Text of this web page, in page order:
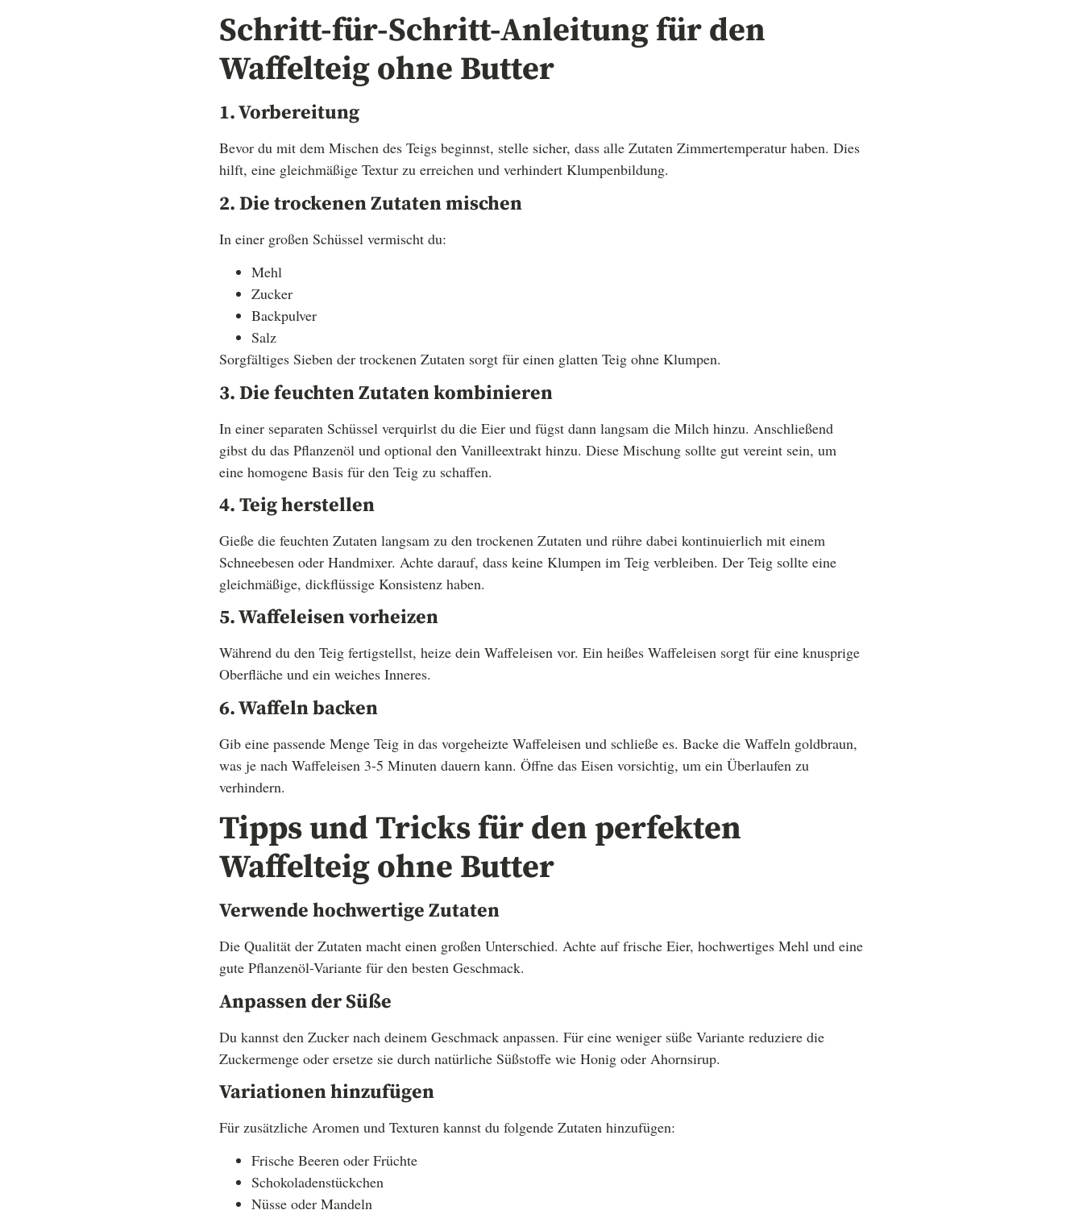
Schritt-für-Schritt-Anleitung für den
Waffelteig ohne Butter
1. Vorbereitung
Bevor du mit dem Mischen des Teigs beginnst, stelle sicher, dass alle Zutaten Zimmertemperatur haben. Dies
hilft, eine gleichmäßige Textur zu erreichen und verhindert Klumpenbildung.
2. Die trockenen Zutaten mischen
In einer großen Schüssel vermischt du:
Mehl
Zucker
Backpulver
Salz
Sorgfältiges Sieben der trockenen Zutaten sorgt für einen glatten Teig ohne Klumpen.
3. Die feuchten Zutaten kombinieren
In einer separaten Schüssel verquirlst du die Eier und fügst dann langsam die Milch hinzu. Anschließend
gibst du das Pflanzenöl und optional den Vanilleextrakt hinzu. Diese Mischung sollte gut vereint sein, um
eine homogene Basis für den Teig zu schaffen.
4. Teig herstellen
Gieße die feuchten Zutaten langsam zu den trockenen Zutaten und rühre dabei kontinuierlich mit einem
Schneebesen oder Handmixer. Achte darauf, dass keine Klumpen im Teig verbleiben. Der Teig sollte eine
gleichmäßige, dickflüssige Konsistenz haben.
5. Waffeleisen vorheizen
Während du den Teig fertigstellst, heize dein Waffeleisen vor. Ein heißes Waffeleisen sorgt für eine knusprige
Oberfläche und ein weiches Inneres.
6. Waffeln backen
Gib eine passende Menge Teig in das vorgeheizte Waffeleisen und schließe es. Backe die Waffeln goldbraun,
was je nach Waffeleisen 3-5 Minuten dauern kann. Öffne das Eisen vorsichtig, um ein Überlaufen zu
verhindern.
Tipps und Tricks für den perfekten
Waffelteig ohne Butter
Verwende hochwertige Zutaten
Die Qualität der Zutaten macht einen großen Unterschied. Achte auf frische Eier, hochwertiges Mehl und eine
gute Pflanzenöl-Variante für den besten Geschmack.
Anpassen der Süße
Du kannst den Zucker nach deinem Geschmack anpassen. Für eine weniger süße Variante reduziere die
Zuckermenge oder ersetze sie durch natürliche Süßstoffe wie Honig oder Ahornsirup.
Variationen hinzufügen
Für zusätzliche Aromen und Texturen kannst du folgende Zutaten hinzufügen:
Frische Beeren oder Früchte
Schokoladenstückchen
Nüsse oder Mandeln